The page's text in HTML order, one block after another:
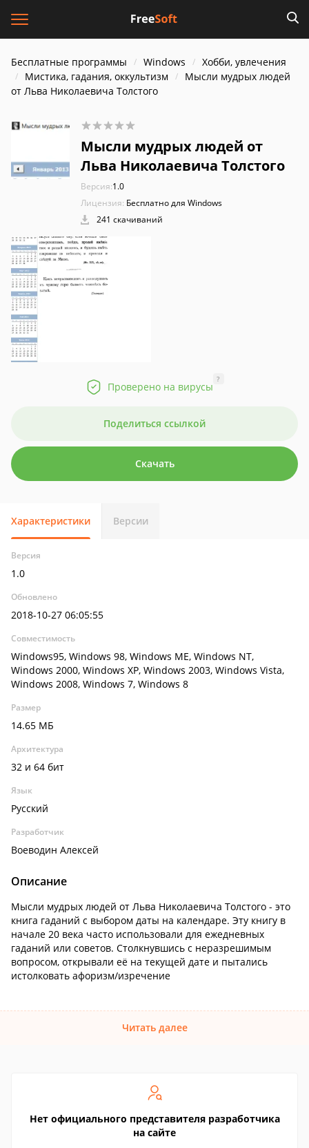
Бесплатные программы Windows
Хобби, увлечения
Мистика, гадания, оккультизм
Мысли мудрых людей
от Льва Николаевича Толстого
Мысли мудрых людей от
Льва Николаевича Толстого
Версия:1.0
Лицензия: Бесплатно для Windows
241 скачиваний
Проверено на вирусы
?
Поделиться ссылкой
Скачать
Характеристики Версии
Версия
1.0
Обновлено
2018-10-27 06:05:55
Совместимость
Windows95, Windows 98, Windows ME, Windows NT,
Windows 2000, Windows XP, Windows 2003, Windows Vista,
Windows 2008, Windows 7, Windows 8
Размер
14.65 МБ
Архитектура
32 и 64 бит
Язык
Русский
Разработчик
Воеводин Алексей
Описание
Мысли мудрых людей от Льва Николаевича Толстого - это
книга гаданий с выбором даты на календаре. Эту книгу в
начале 20 века часто использовали для ежедневных
гаданий или советов. Столкнувшись с неразрешимым
вопросом, открывали её на текущей дате и пытались
истолковать афоризм/изречение
Читать далее
Нет официального представителя разработчика
на сайте